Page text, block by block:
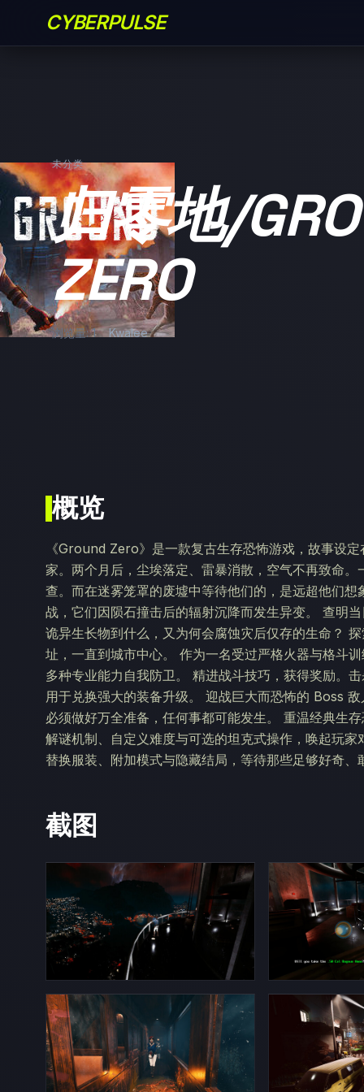
CYBERPULSE
未分类
归零地/
ZERO
浏览量: 1 Kwalee
概览
《Ground Zero》是一款复古生存恐怖游戏，故事设
家。两个月后，尘埃落定、雷暴消散，空气不再致命
查。而在迷雾笼罩的废墟中等待他们的，是远超他们
战，它们因陨石撞击后的辐射沉降而发生异变。 查明
诡异生长物到什么，又为何会腐蚀灾后仅存的生命？
址，一直到城市中心。 作为一名受过严格火器与格斗
多种专业能力自我防卫。 精进战斗技巧，获得奖励。
用于兑换强大的装备升级。 迎战巨大而恐怖的 Boss
必须做好万全准备，任何事都可能发生。 重温经典生
解谜机制、自定义难度与可选的坦克式操作，唤起玩
替换服装、附加模式与隐藏结局，等待那些足够好奇
截图